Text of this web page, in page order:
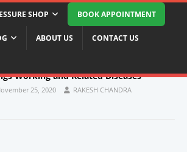
SHOP BOOK APPOINTMENT
ABOUT US CONTACT US
Working and Related Diseases
25, 2020 RAKESH CHANDRA